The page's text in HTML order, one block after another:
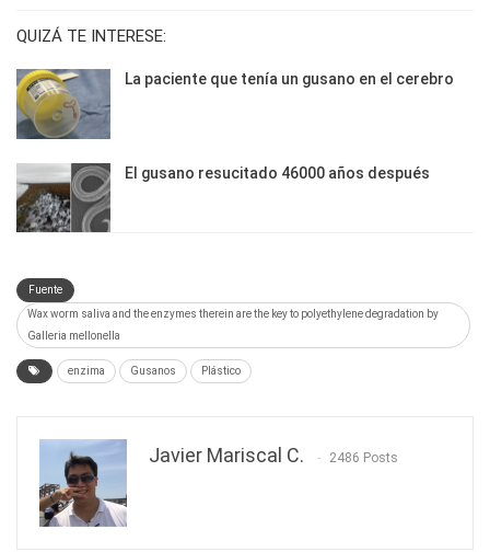
QUIZÁ TE INTERESE:
La paciente que tenía un gusano en el cerebro
El gusano resucitado 46000 años después
Fuente
Wax worm saliva and the enzymes therein are the key to polyethylene degradation by
Galleria mellonella
enzima Gusanos Plástico
Javier Mariscal C. 2486 Posts